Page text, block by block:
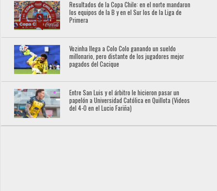
Resultados de la Copa Chile: en el norte mandaron
los equipos de la B y en el Sur los de la Liga de
Primera
Vozinha llega a Colo Colo ganando un sueldo
millonario, pero distante de los jugadores mejor
pagados del Cacique
Entre San Luis y el árbitro le hicieron pasar un
papelón a Universidad Católica en Quillota (Videos
del 4-0 en el Lucio Fariña)